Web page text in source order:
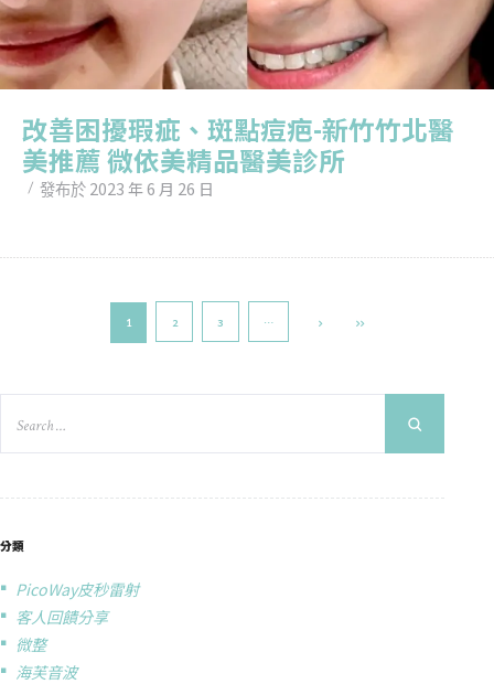
改善困擾瑕疵、斑點痘疤-新竹竹北醫
美推薦 微依美精品醫美診所
發布於 2023 年 6 月 26 日
1 2 3 …
分類
PicoWay皮秒雷射
客人回饋分享
微整
海芙音波